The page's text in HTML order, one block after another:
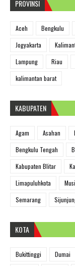
PROVINSI
Aceh Bengkulu
Jogyakarta
Lampung
Riau
kalimantan barat
KABUPATEN
Agam Asahan
Bengkulu Tengah
Kabupaten Blitar
Limapuluhkota
Semarang
KOTA
Bukittinggi Dumai